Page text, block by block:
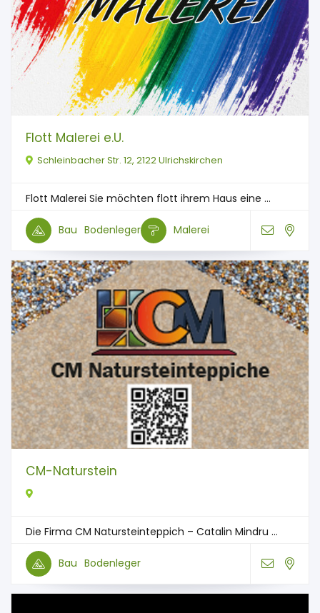
Flott Malerei e.U.
Schleinbacher Str. 12, 2122 Ulrichskirchen
Flott Malerei Sie möchten flott ihrem Haus eine ...
Bau Bodenleger Malerei
CM-Naturstein
Die Firma CM Natursteinteppich – Catalin Mindru ...
Bau Bodenleger